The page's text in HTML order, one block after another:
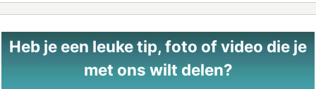
Heb je een leuke tip, foto of video die je
met ons wilt delen?